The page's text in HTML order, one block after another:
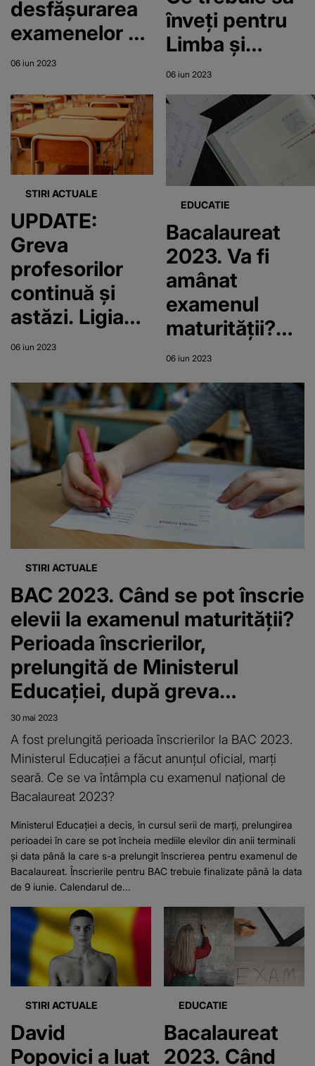
desfășurarea
examenelor de
Bacalaureat și
Națională
06 iun 2023
înveți pentru
Limba și
Literatura
Română?
06 iun 2023
STIRI ACTUALE
UPDATE:
Greva
profesorilor
continuă și
astăzi. Ligia
Deca a făcut
așteptat
06 iun 2023
EDUCATIE
Bacalaureat
2023. Va fi
amânat
examenul
maturității?
Anunț de
oră pentru
claselor a 12-a
care trebuie să
susțină BAC-ul
în acest an
06 iun 2023
STIRI ACTUALE
BAC 2023. Când se pot înscrie
elevii la examenul maturității?
Perioada înscrierilor,
prelungită de Ministerul
Educației, după greva
profesorilor
30 mai 2023
A fost prelungită perioada înscrierilor la BAC 2023.
Ministerul Educației a făcut anunțul oficial, marți
seară. Ce se va întâmpla cu examenul național de
Bacalaureat 2023?
Ministerul Educației a decis, în cursul serii de marți, prelungirea
perioadei în care se pot încheia mediile elevilor din anii terminali
și data până la care s-a prelungit înscrierea pentru examenul de
Bacalaureat. Înscrierile pentru BAC trebuie finalizate până la data
de 9 iunie. Calendarul de...
STIRI ACTUALE
David
Popovici a luat
EDUCATIE
Bacalaureat
2023. Când